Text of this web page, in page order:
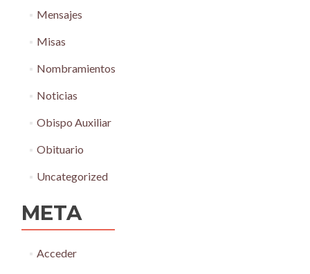
Mensajes
Misas
Nombramientos
Noticias
Obispo Auxiliar
Obituario
Uncategorized
META
Acceder